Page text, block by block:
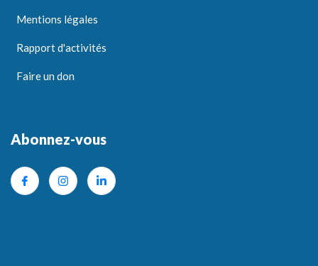
Mentions légales
Rapport d'activités
Faire un don
Abonnez-vous